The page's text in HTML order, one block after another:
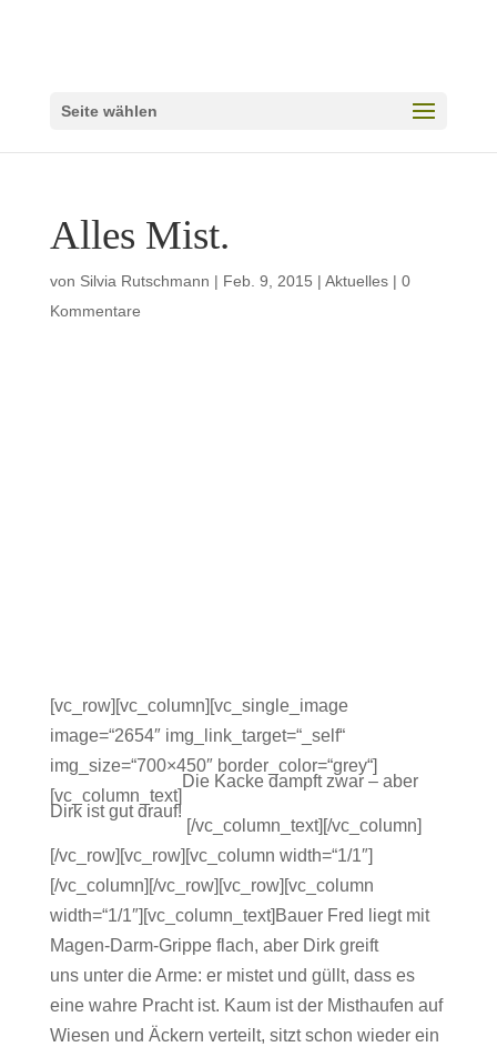
Seite wählen
Alles Mist.
von Silvia Rutschmann | Feb. 9, 2015 | Aktuelles| 0
Kommentare
[vc_row][vc_column][vc_single_image
image=“2654″ img_link_target=“_self“
img_size=“700×450″ border_color=“grey“]
[vc_column_text]
Die Kacke dampft zwar – aber
Dirk ist gut drauf!
[/vc_column_text][/vc_column]
[/vc_row][vc_row][vc_column width=“1/1″]
[/vc_column][/vc_row][vc_row][vc_column
width=“1/1″][vc_column_text]Bauer Fred liegt mit
Magen-Darm-Grippe flach, aber Dirk greift
uns unter die Arme: er mistet und güllt, dass es
eine wahre Pracht ist. Kaum ist der Misthaufen auf
Wiesen und Äckern verteilt, sitzt schon wieder ein